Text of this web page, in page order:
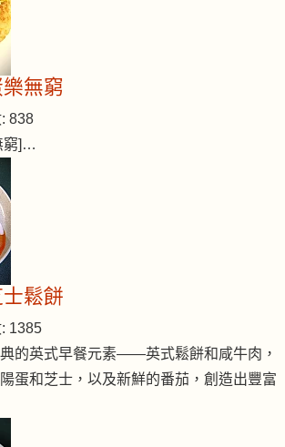
無窮
838
窮]…
鬆餅
1385
的英式早餐元素——英式鬆餅和咸牛肉，
蛋和芝士，以及新鮮的番茄，創造出豐富